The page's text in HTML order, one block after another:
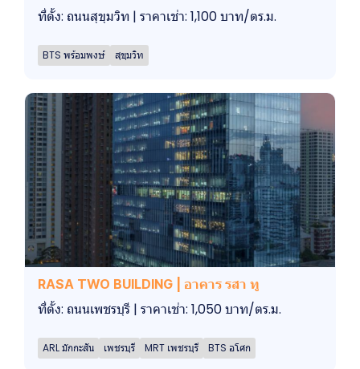
ที่ตั้ง: ถนนสุขุมวิท | ราคาเช่า: 1,100 บาท/ตร.ม.
BTS พร้อมพงษ์ สุขุมวิท
RASA TWO BUILDING | อาคาร รสา ทู
ที่ตั้ง: ถนนเพชรบุรี | ราคาเช่า: 1,050 บาท/ตร.ม.
ARL มักกะสัน เพชรบุรี MRT เพชรบุรี BTS อโศก